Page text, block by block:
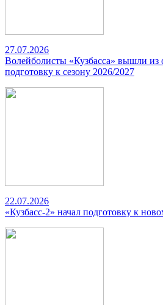
27.07.2026
Волейболисты «Кузбасса» вышли из
подготовку к сезону 2026/2027
22.07.2026
«Кузбасс-2» начал подготовку к